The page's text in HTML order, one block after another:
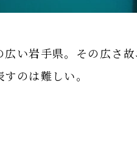
い岩手県。その広さ
のは難しい。